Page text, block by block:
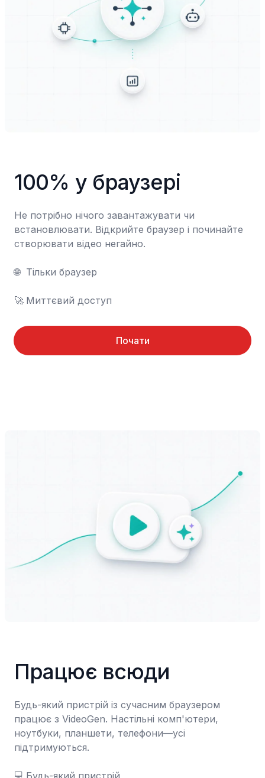
100% у браузері
Не потрібно нічого завантажувати чи
встановлювати. Відкрийте браузер і починайте
створювати відео негайно.
🌐	Тільки браузер
🚀	Миттєвий доступ
Почати
Працює всюди
Будь-який пристрій із сучасним браузером
працює з VideoGen. Настільні комп'ютери,
ноутбуки, планшети, телефони—усі
підтримуються.
💻	Будь-який пристрій